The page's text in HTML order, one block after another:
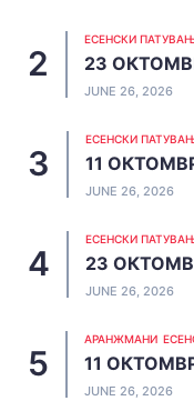
ЕСЕНСКИ
23
JUNE 26, 2026
ЕСЕНСКИ
11
JUNE 26, 2026
ЕСЕНСКИ
23
JUNE 26, 2026
АРАНЖМАНИ
11
JUNE 26, 2026